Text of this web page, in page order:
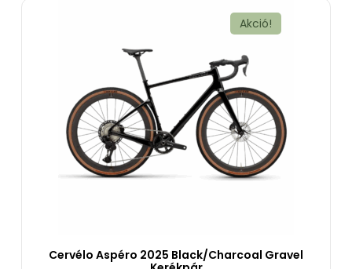
Akció!
Cervélo Aspéro 2025 Black/Charcoal Gravel